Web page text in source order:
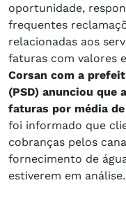
oportunidade,
frequentes
relacionadas aos
faturas com valores
Corsan com a
(PSD) anunciou que
faturas por média
foi informado que
cobranças pelos
fornecimento de
estiverem em análise.